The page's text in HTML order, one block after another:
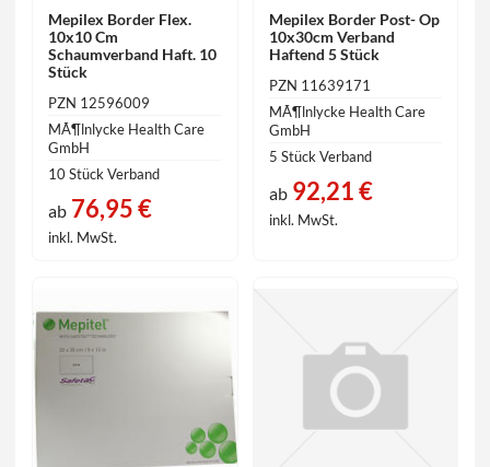
Mepilex Border Flex.
10x10 Cm
Schaumverband Haft. 10
Stück
PZN 12596009
MÃ¶lnlycke Health Care
GmbH
10 Stück Verband
ab 76,95 €
inkl. MwSt.
Mepilex Border Post- Op
10x30cm Verband
Haftend 5 Stück
PZN 11639171
MÃ¶lnlycke Health Care
GmbH
5 Stück Verband
ab92,21 €
inkl. MwSt.